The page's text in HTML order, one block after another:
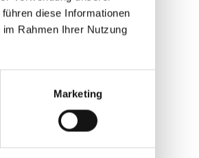
diese Informationen
Rahmen Ihrer Nutzung
Marketing